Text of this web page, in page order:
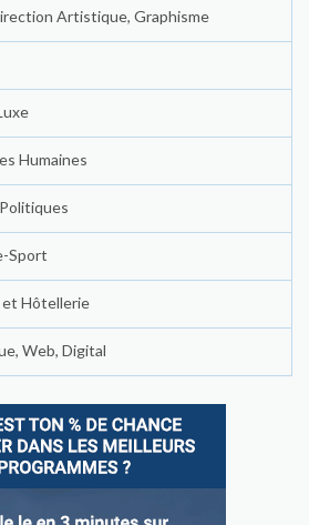
Artistique, Graphisme
Humaines
Sport
et Hôtellerie
Web, Digital